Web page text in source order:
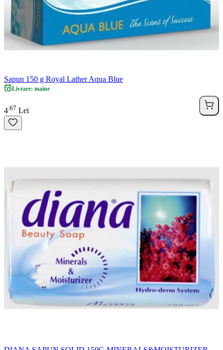
Sapun 150 g Royal Lather Aqua Blue
Livrare: maine
4 67 Lei